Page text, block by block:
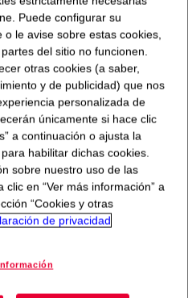
Isocyanate?
marrón de 4,4'-
un alto contenido de
(MMDI) y
(MDI polimérico) con
y adhesivos,
prepolímeros. También se
Puede configurar su
le avise sobre estas cookies,
del sitio no funcionen.
otras cookies (a saber,
y de publicidad) que nos
personalizada de
únicamente si hace clic
a continuación o ajusta la
habilitar dichas cookies.
sobre nuestro uso de las
en “Ver más información” a
“Cookies y otras
de privacidad